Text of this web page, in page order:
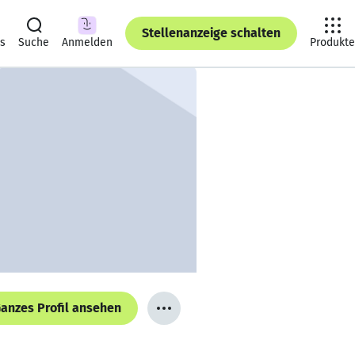
Suche Anmelden
Stellenanzeige schalten
Produkte
Profil ansehen